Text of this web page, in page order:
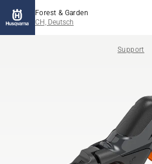
Forest & Garden
CH, Deutsch
Support